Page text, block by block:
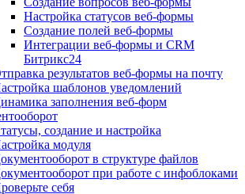
Настройка статусов веб-формы
Создание полей веб-формы
Интеграции веб-формы и CRM
Битрикс24
результатов веб-формы на почту
шаблонов уведомлений
заполнения веб-форм
создание и настройка
модуля
в структуре файлов
при работе с инфоблоками
себя